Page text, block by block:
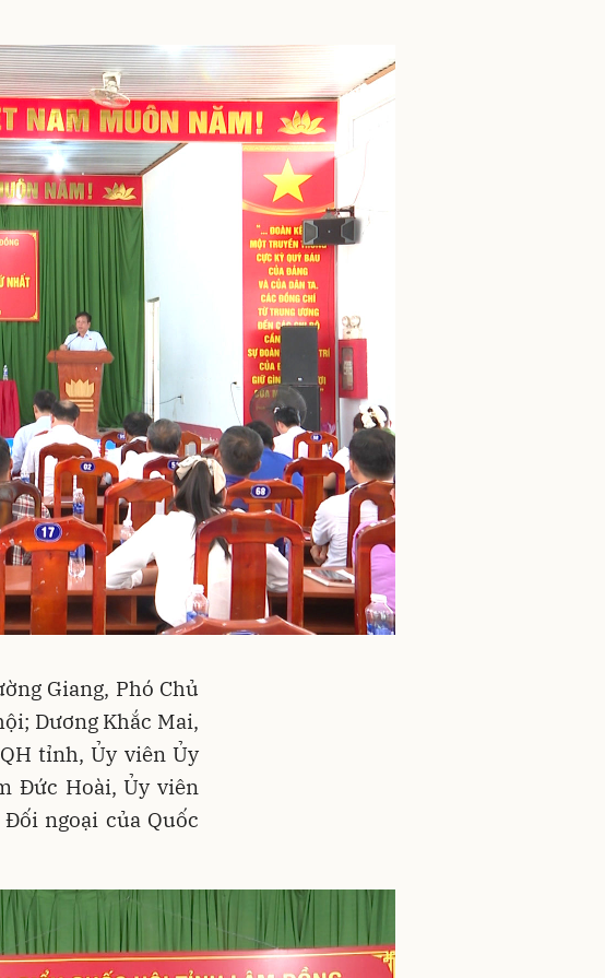
Giang, Phó Chủ
Dương Khắc Mai,
tỉnh, Ủy viên Ủy
Đức Hoài, Ủy viên
ngoại của Quốc